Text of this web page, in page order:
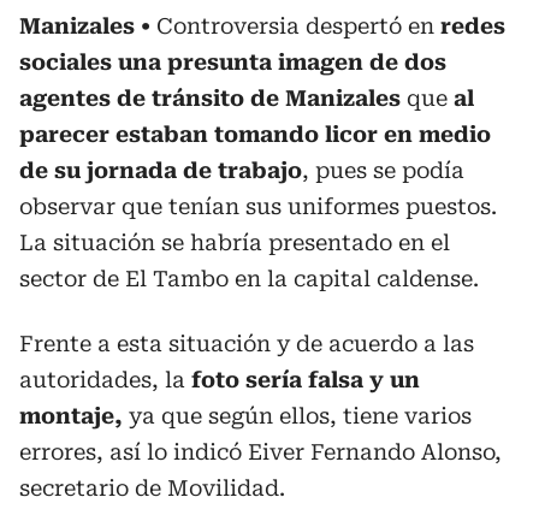
Manizales Controversia despertó en redes
sociales una presunta imagen de dos
agentes de tránsito de Manizales que al
parecer estaban tomando licor en medio
de su jornada de trabajo, pues se podía
observar que tenían sus uniformes puestos.
La situación se habría presentado en el
sector de El Tambo en la capital caldense.
Frente a esta situación y de acuerdo a las
autoridades, la foto sería falsa y un
montaje, ya que según ellos, tiene varios
errores, así lo indicó Eiver Fernando Alonso,
secretario de Movilidad.